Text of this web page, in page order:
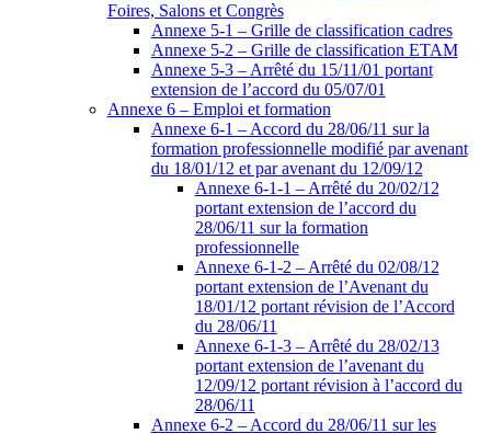
Foires, Salons et Congrès
Annexe 5-1 – Grille de classification cadres
Annexe 5-2 – Grille de classification ETAM
Annexe 5-3 – Arrêté du 15/11/01 portant
extension de l’accord du 05/07/01
Annexe 6 – Emploi et formation
Annexe 6-1 – Accord du 28/06/11 sur la
formation professionnelle modifié par avenant
du 18/01/12 et par avenant du 12/09/12
Annexe 6-1-1 – Arrêté du 20/02/12
portant extension de l’accord du
28/06/11 sur la formation
professionnelle
Annexe 6-1-2 – Arrêté du 02/08/12
portant extension de l’Avenant du
18/01/12 portant révision de l’Accord
du 28/06/11
Annexe 6-1-3 – Arrêté du 28/02/13
portant extension de l’avenant du
12/09/12 portant révision à l’accord du
28/06/11
Annexe 6-2 – Accord du 28/06/11 sur les